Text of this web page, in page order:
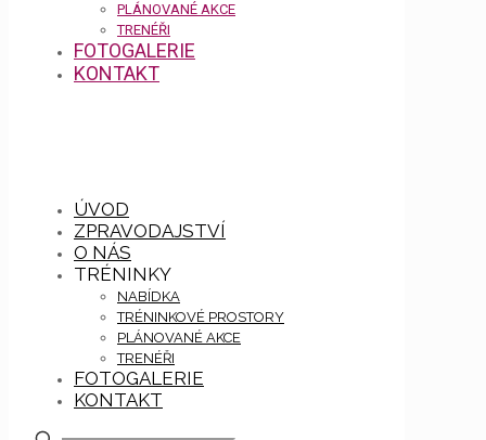
PLÁNOVANÉ AKCE
TRENÉŘI
FOTOGALERIE
KONTAKT
ÚVOD
ZPRAVODAJSTVÍ
O NÁS
TRÉNINKY
NABÍDKA
TRÉNINKOVÉ PROSTORY
PLÁNOVANÉ AKCE
TRENÉŘI
FOTOGALERIE
KONTAKT